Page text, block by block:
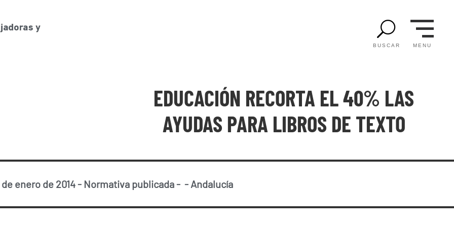
U
BUSCAR MENU
EDUCACIÓN RECORTA EL 40% LAS
AYUDAS PARA LIBROS DE TEXTO
enero de 2014- Normativa publicada- - Andalucía